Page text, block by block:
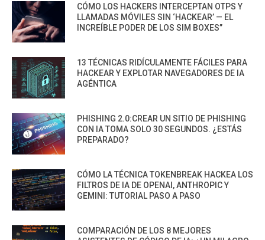
CÓMO LOS HACKERS INTERCEPTAN OTPS Y
LLAMADAS MÓVILES SIN ‘HACKEAR’ — EL
INCREÍBLE PODER DE LOS SIM BOXES”
13 TÉCNICAS RIDÍCULAMENTE FÁCILES PARA
HACKEAR Y EXPLOTAR NAVEGADORES DE IA
AGÉNTICA
PHISHING 2.0:CREAR UN SITIO DE PHISHING
CON IA TOMA SOLO 30 SEGUNDOS. ¿ESTÁS
PREPARADO?
CÓMO LA TÉCNICA TOKENBREAK HACKEA LOS
FILTROS DE IA DE OPENAI, ANTHROPIC Y
GEMINI: TUTORIAL PASO A PASO
COMPARACIÓN DE LOS 8 MEJORES